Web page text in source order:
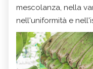
mescolanza, nella
nell'uniformità e